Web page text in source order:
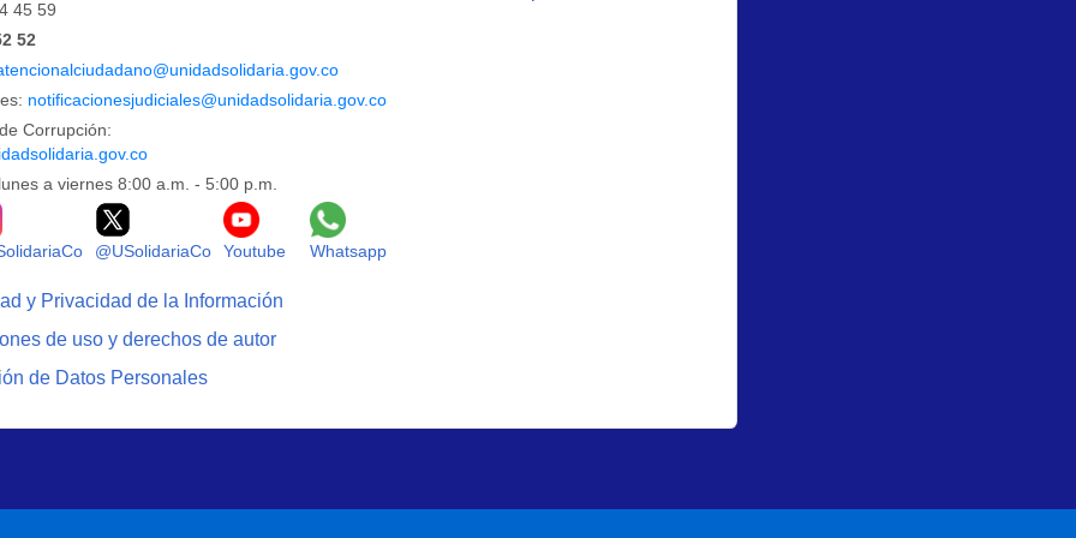
45 59
52
notificacionesjudiciales@unidadsolidaria.gov.co
Corrupción:
a viernes 8:00 a.m. - 5:00 p.m.
Logo Instagram
@USolidariaCoLogo X
YoutubeLogo Youtube
WhatsappLogo Whatsapp
y Privacidad de la Información
de uso y derechos de autor
de Datos Personales